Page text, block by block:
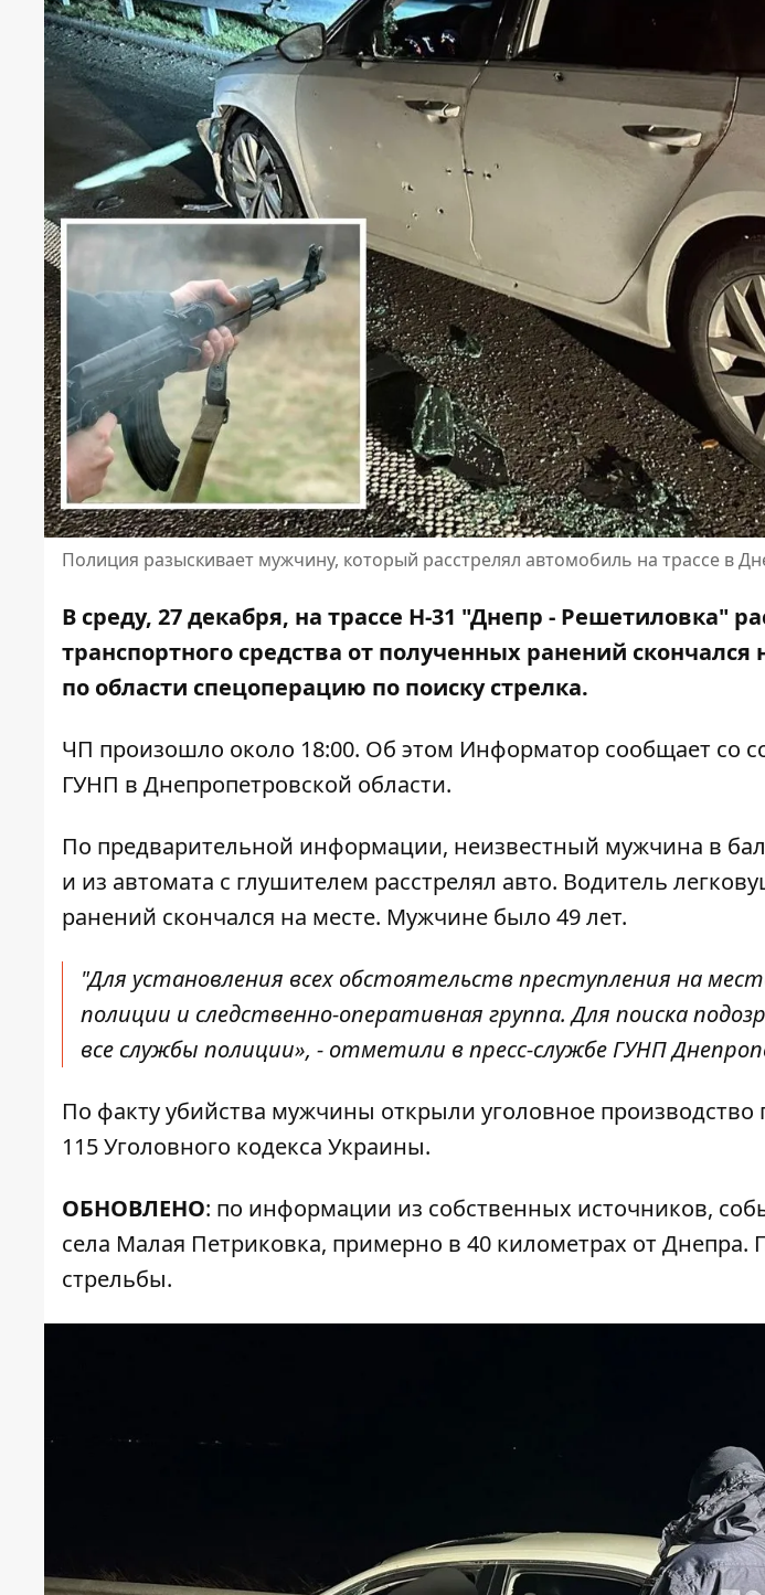
Полиция разыскивает мужчину, который расстрелял автомобиль на трассе в
В среду, 27 декабря, на трассе Н-31 "Днепр - Решетиловка"
транспортного средства от полученных ранений скончался
по области спецоперацию по поиску стрелка.
ЧП произошло около 18:00. Об этом Информатор сообщает со
ГУНП в Днепропетровской области.
По предварительной информации, неизвестный мужчина в
и из автомата с глушителем расстрелял авто. Водитель
ранений скончался на месте. Мужчине было 49 лет.
"Для установления всех обстоятельств преступления на
полиции и следственно-оперативная группа. Для поиска
все службы полиции», - отметили в пресс-службе ГУНП
По факту убийства мужчины открыли уголовное производство
115 Уголовного кодекса Украины.
ОБНОВЛЕНО: по информации из собственных источников,
села Малая Петриковка, примерно в 40 километрах от Днепра.
стрельбы.